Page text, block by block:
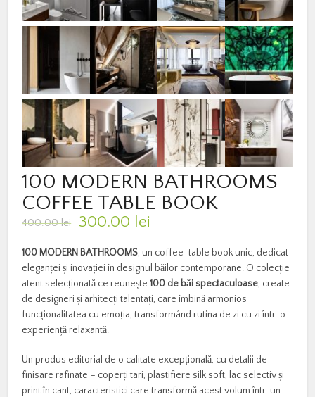
100 MODERN BATHROOMS
COFFEE TABLE BOOK
400.00lei
Prețul
a
fost:
400.00 lei.
300.00 lei
este:
300.00 lei.
100 MODERN BATHROOMS, un coffee-table book unic, dedicat
eleganței și inovației în designul băilor contemporane. O colecție
atent selecționată ce reunește100 de băi spectaculoase, create
de designeri și arhitecți talentați, care îmbină armonios
funcționalitatea cu emoția, transformând rutina de zi cu zi într-o
experiență relaxantă.
Un produs editorial de o calitate excepțională, cu detalii de
finisare rafinate – coperți tari, plastifiere silk soft, lac selectiv și
print în cant, caracteristici care transformă acest volum într-un